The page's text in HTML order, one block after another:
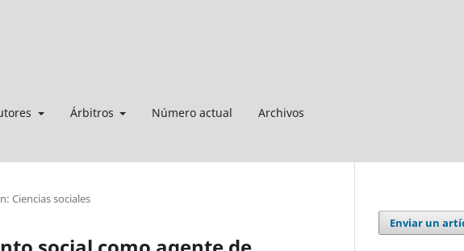
Árbitros Número actual Archivos
Ciencias sociales
Enviar un